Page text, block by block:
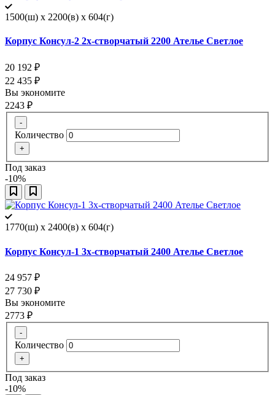
1500(ш) x 2200(в) x 604(г)
Корпус Консул-2 2х-створчатый 2200 Ателье Светлое
20 192 ₽
22 435 ₽
Вы экономите
2243 ₽
-
Количество
+
Под заказ
-10%
1770(ш) x 2400(в) x 604(г)
Корпус Консул-1 3х-створчатый 2400 Ателье Светлое
24 957 ₽
27 730 ₽
Вы экономите
2773 ₽
-
Количество
+
Под заказ
-10%